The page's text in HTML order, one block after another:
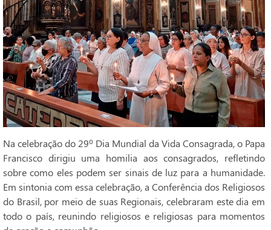
Na celebração do 29º Dia Mundial da Vida Consagrada, o Papa
Francisco dirigiu uma homilia aos consagrados, refletindo
sobre como eles podem ser sinais de luz para a humanidade.
Em sintonia com essa celebração, a Conferência dos Religiosos
do Brasil, por meio de suas Regionais, celebraram este dia em
todo o país, reunindo religiosos e religiosas para momentos